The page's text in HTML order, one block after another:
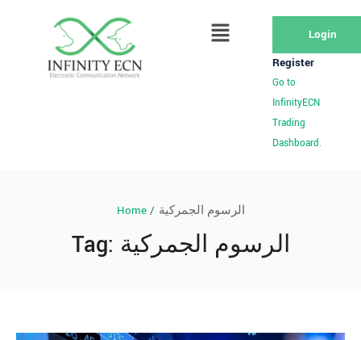
Login
Register
Go to
InfinityECN
Trading
Dashboard.
Home / الرسوم الجمركية
Tag: الرسوم الجمركية